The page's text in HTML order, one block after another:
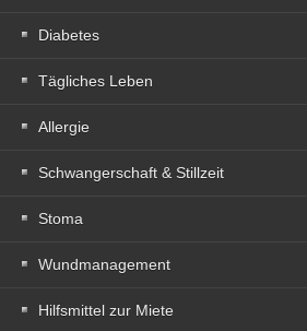
Diabetes
Tägliches Leben
Allergie
Schwangerschaft & Stillzeit
Stoma
Wundmanagement
Hilfsmittel zur Miete